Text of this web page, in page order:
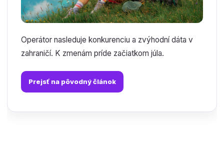
Operátor nasleduje konkurenciu a zvýhodní dáta v
zahraničí. K zmenám príde začiatkom júla.
Prejsť na pôvodný článok